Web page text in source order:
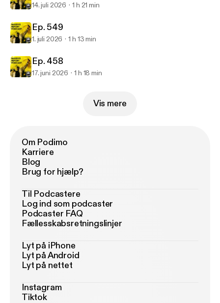
14. juli 2026 1 h 21 min
Ep. 549
1. juli 2026 1 h 13 min
Ep. 458
17. juni 2026 1 h 18 min
Vis mere
Om Podimo
Karriere
Blog
Brug for hjælp?
Til Podcastere
Log ind som podcaster
Podcaster FAQ
Fællesskabsretningslinjer
Lyt på iPhone
Lyt på Android
Lyt på nettet
Instagram
Tiktok